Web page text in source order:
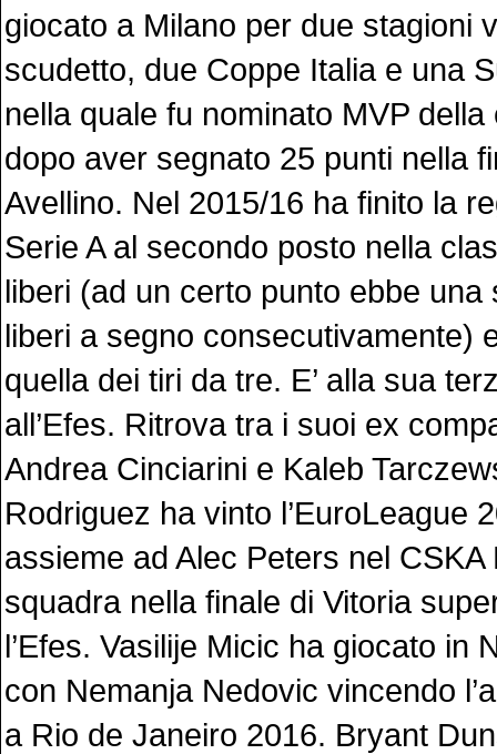
giocato a Milano per due stagioni
scudetto, due Coppe Italia e una
nella quale fu nominato MVP
dopo aver segnato 25 punti nella
Avellino. Nel 2015/16 ha finito la
Serie A al secondo posto nella
liberi (ad un certo punto ebbe una
liberi a segno consecutivamente)
quella dei tiri da tre. E’ alla sua
all’Efes. Ritrova tra i suoi ex
Andrea Cinciarini e Kaleb
Rodriguez ha vinto l’EuroLeague
assieme ad Alec Peters nel
squadra nella finale di Vitoria
l’Efes. Vasilije Micic ha giocato in
con Nemanja Nedovic vincendo
a Rio de Janeiro 2016. Bryant